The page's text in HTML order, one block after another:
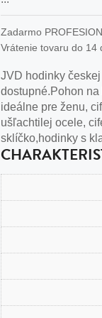
Zadarmo
Vrátenie tovaru do 14
JVD hodinky
dostupné.Pohon
ideálne pre ženu,
ušľachtilej ocele,
sklíčko,hodinky s